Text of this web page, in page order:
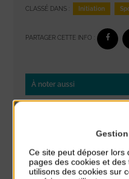
CLASSÉ DANS : Initiation
PARTAGER CETTE INFO :
À noter aussi
Stretching
du 3 Août au 7 Août
Ce site peut déposer lors
pages des cookies et
utilisons des cookies sur